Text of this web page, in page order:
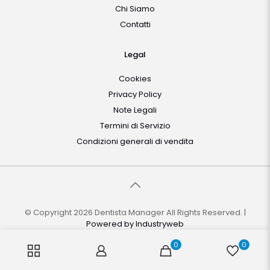
Chi Siamo
Contatti
Legal
Cookies
Privacy Policy
Note Legali
Termini di Servizio
Condizioni generali di vendita
© Copyright 2026 Dentista Manager All Rights Reserved. |
Powered byIndustryweb
0 0